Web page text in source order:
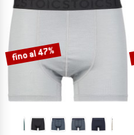
fino al 47%